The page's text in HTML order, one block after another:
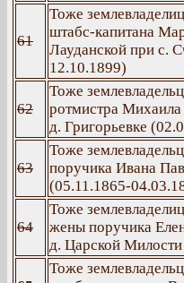
61
Тоже
штабс-капитана
Лауданской при с.
12.10.1899)
62
Тоже
ротмистра Михаила
д. Григорьевке
63
Тоже
поручика Ивана
(05.11.1865-
64
Тоже
жены поручика
д. Царской
Тоже